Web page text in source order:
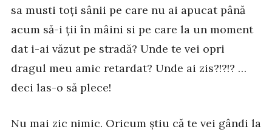
sa musti toți sânii pe care nu ai apucat până
acum să-i ții în mâini si pe care la un moment
dat i-ai văzut pe stradă? Unde te vei opri
dragul meu amic retardat? Unde ai zis?!?!? …
deci las-o să plece!
Nu mai zic nimic. Oricum știu că te vei gândi la